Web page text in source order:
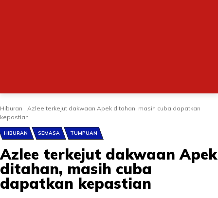
Hiburan
Azlee terkejut dakwaan Apek ditahan, masih cuba dapatkan
kepastian
HIBURAN SEMASA TUMPUAN
Azlee terkejut dakwaan Apek
ditahan, masih cuba
dapatkan kepastian